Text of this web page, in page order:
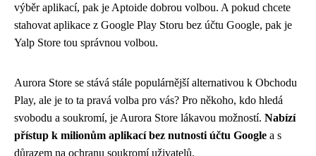
výběr aplikací, pak je Aptoide dobrou volbou. A pokud chcete
stahovat aplikace z Google Play Storu bez účtu Google, pak je
Yalp Store tou správnou volbou.
Aurora Store se stává stále populárnější alternativou k Obchodu
Play, ale je to ta pravá volba pro vás? Pro někoho, kdo hledá
svobodu a soukromí, je Aurora Store lákavou možností. Nabízí
přístup k milionům aplikací bez nutnosti účtu Google a s
důrazem na ochranu soukromí uživatelů.